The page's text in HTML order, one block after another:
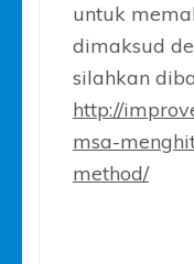
untuk
dimaksud
silahkan
http://
msa-
method/